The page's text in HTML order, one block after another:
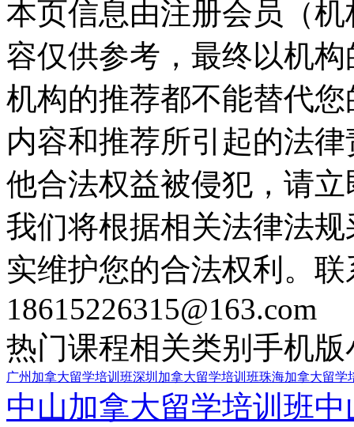
本页信息由注册会员（
容仅供参考，最终以机
机构的推荐都不能替代
内容和推荐所引起的法
他合法权益被侵犯，请
我们将根据相关法律法
实维护您的合法权利。
18615226315@163.com
热门课程相关类别 手机版
广州加拿大留学培训班深圳加拿大留学培训班珠海加拿大留学
中山加拿大留学培训班中